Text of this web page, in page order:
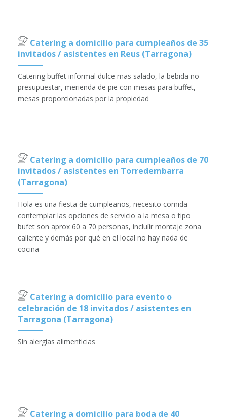
Catering a domicilio para cumpleaños de 35
invitados / asistentes en Reus (Tarragona)
Catering buffet informal dulce mas salado, la bebida no
presupuestar, merienda de pie con mesas para buffet,
mesas proporcionadas por la propiedad
Catering a domicilio para cumpleaños de 70
invitados / asistentes en Torredembarra
(Tarragona)
Hola es una fiesta de cumpleaños, necesito comida
contemplar las opciones de servicio a la mesa o tipo
bufet son aprox 60 a 70 personas, incluíir montaje zona
caliente y demás por qué en el local no hay nada de
cocina
Catering a domicilio para evento o
celebración de 18 invitados / asistentes en
Tarragona (Tarragona)
Sin alergias alimenticias
Catering a domicilio para boda de 40